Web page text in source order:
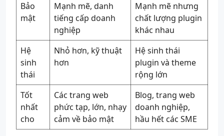
Bảo
mật
Mạnh mẽ, danh
tiếng cấp doanh
nghiệp
Mạnh mẽ nhưng
chất lượng plugin
khác nhau
Hệ
sinh
thái
Nhỏ hơn, kỹ thuật
hơn
Hệ sinh thái
plugin và theme
rộng lớn
Tốt
nhất
cho
Các trang web
phức tạp, lớn, nhạy
cảm về bảo mật
Blog, trang web
doanh nghiệp,
hầu hết các SME